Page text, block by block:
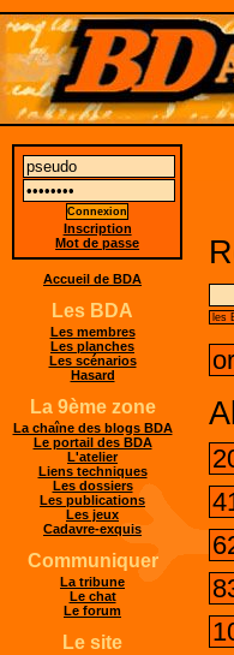
les
Inscription
Mot de passe
Accueil de BDA
Les BDA
Les membres
Les planches
Les scénarios
Hasard
La 9ème zone
La chaîne des blogs BDA
Le portail des BDA
L'atelier
Liens techniques
Les dossiers
Les publications
Les jeux
Cadavre-exquis
Communiquer
La tribune
Le chat
Le forum
Le site